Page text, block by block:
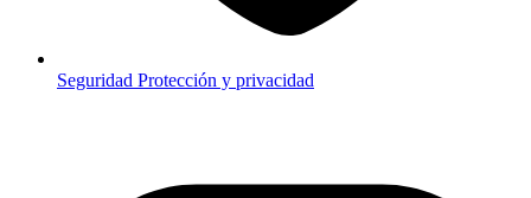
Seguridad Protección y privacidad